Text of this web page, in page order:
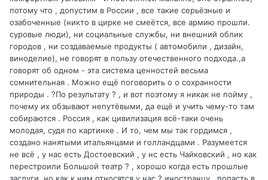
потому что , допустим в России , все такие серьёзные и
озабоченные (никто в цирке не смеётся, все армию прошли.
суровые люди), ни социальные службы, ни внешний облик
городов , ни создаваемые продукты ( автомобили , дизайн,
виноделие), не говорят в пользу отечественного подхода.,а
говорят об одном - эта система ценностей весьма
сомнительная . Можно ещё поговорить о о сохранности
природы . ?По результату ? , и вот поэтому я никак не пойму ,
почему их обзывают непутёвыми, да ещё и учить чему-то там
собираются . Россия , как цивилизация всё-таки очень
молодая, судя по картинке . И то, чем мы так гордимся ,
создано нанятыми итальянцами и голландцами . Разумеется
не всё , у нас есть Достоевский , у нс есть Чайковский , но как
перестроили Большой театр ? , хорошо когда есть прошлые